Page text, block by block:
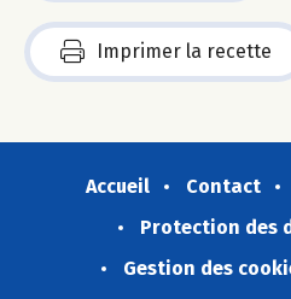
Imprimer la recette
Accueil Contact
Protection des
Gestion des